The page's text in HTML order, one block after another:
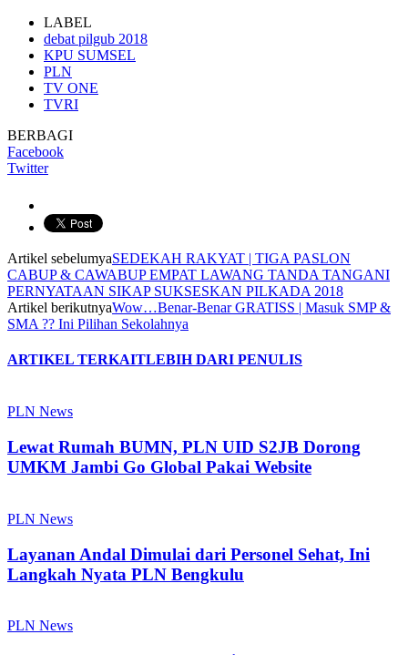
LABEL
debat pilgub 2018
KPU SUMSEL
PLN
TV ONE
TVRI
BERBAGI
Facebook
Twitter
Artikel sebelumyaSEDEKAH RAKYAT | TIGA PASLON
CABUP & CAWABUP EMPAT LAWANG TANDA TANGANI
PERNYATAAN SIKAP SUKSESKAN PILKADA 2018
Artikel berikutnyaWow…Benar-Benar GRATISS | Masuk SMP &
SMA ?? Ini Pilihan Sekolahnya
ARTIKEL TERKAITLEBIH DARI PENULIS
PLN News
Lewat Rumah BUMN, PLN UID S2JB Dorong
UMKM Jambi Go Global Pakai Website
PLN News
Layanan Andal Dimulai dari Personel Sehat, Ini
Langkah Nyata PLN Bengkulu
PLN News